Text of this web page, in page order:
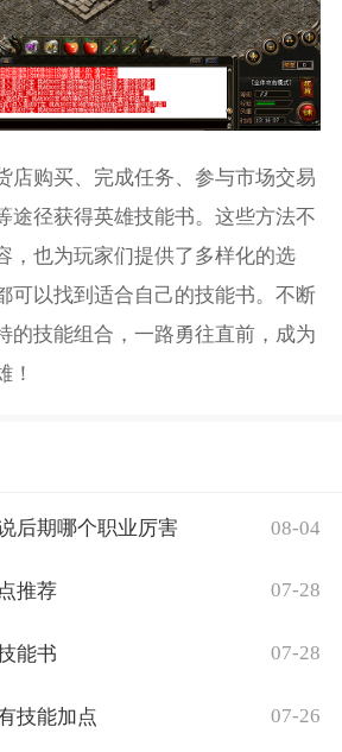
店购买、完成任务、参与市场交易
途径获得英雄技能书。这些方法不
，也为玩家们提供了多样化的选
可以找到适合自己的技能书。不断
的技能组合，一路勇往直前，成为
！
后期哪个职业厉害 08-04
推荐 07-28
能书 07-28
技能加点 07-26